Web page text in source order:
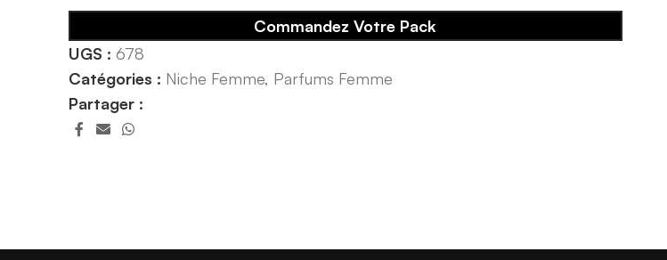
Commandez Votre Pack
UGS : 678
Catégories : Niche Femme, Parfums Femme
Partager :